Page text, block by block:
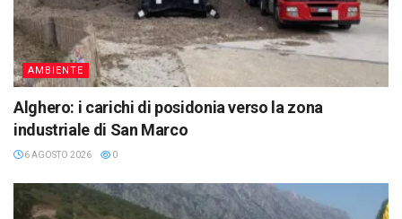
AMBIENTE
Alghero: i carichi di posidonia verso la zona
industriale di San Marco
6 AGOSTO 2026 0